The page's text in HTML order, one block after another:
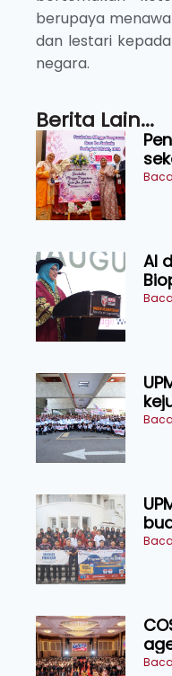
berupaya
dan lestari
negara.
Berita Lain...
AI